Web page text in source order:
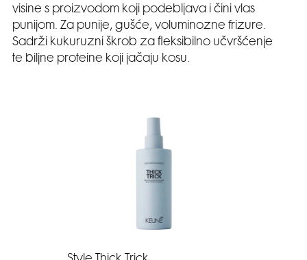
visine s proizvodom koji podebljava i čini vlas
punijom. Za punije, gušće, voluminozne frizure.
Sadrži kukuruzni škrob za fleksibilno učvršćenje
te biljne proteine koji jačaju kosu.